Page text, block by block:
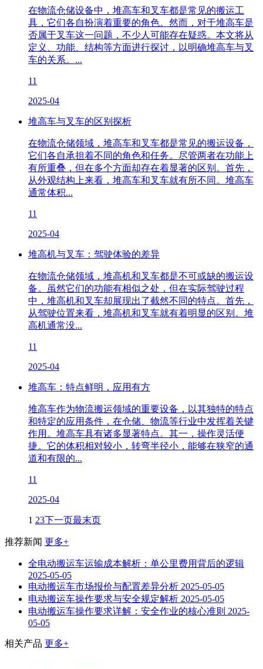
在物流仓储设备中，堆高车和叉车都是常见的搬运工
具，它们各自扮演着重要的角色。然而，对于堆高车是
否属于叉车这一问题，不少人可能存在疑惑。本文将从
定义、功能、结构等方面进行探讨，以明确堆高车与叉
车的关系。...
11
2025-04
堆高车与叉车的区别探析
在物流仓储领域，堆高车和叉车都是常见的搬运设备，
它们各自承担着不同的角色和任务。尽管两者在功能上
有所重叠，但在多个方面却存在着显著的区别。首先，
从外观结构上来看，堆高车和叉车就有所不同。堆高车
通常体积...
11
2025-04
堆高机与叉车：驾驶体验的差异
在物流仓储领域，堆高机和叉车都是不可或缺的搬运设
备。虽然它们的功能有相似之处，但在实际驾驶过程
中，堆高机和叉车却展现出了截然不同的特点。首先，
从驾驶位置来看，堆高机和叉车就有着明显的区别。堆
高机通常没...
11
2025-04
堆高车：特点鲜明，应用有方
堆高车作为物流搬运领域的重要设备，以其独特的特点
和特定的应用条件，在仓储、物流等行业中发挥着关键
作用。堆高车具有诸多显著特点。其一，操作灵活便
捷。它的体积相对较小，转弯半径小，能够在狭窄的通
道和有限的...
11
2025-04
1 23下一页最末页
推荐新闻 更多+
全电动搬运车运输成本解析：单公里费用背后的逻辑
2025-05-05
电动搬运车市场报价与配置差异分析 2025-05-05
电动搬运车操作要求与安全规定解析 2025-05-05
电动搬运车操作要求详解：安全作业的核心准则 2025-
05-05
相关产品 更多+